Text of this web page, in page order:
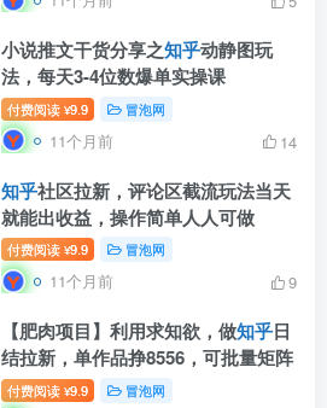
小说推文干货分享之知乎动静图玩
法，每天3-4位数爆单实操课
付费阅读 ¥9.9 冒泡网
11个月前 14
知乎社区拉新，评论区截流玩法当天
就能出收益，操作简单人人可做
付费阅读 ¥9.9 冒泡网
11个月前 9
【肥肉项目】利用求知欲，做知乎日
结拉新，单作品挣8556，可批量矩阵
付费阅读 ¥9.9 冒泡网